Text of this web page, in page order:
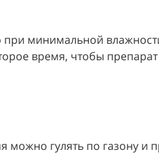
минимальной
время, чтобы препарат
гулять по газону и